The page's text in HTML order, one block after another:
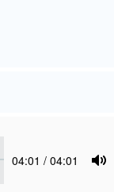
Current
04:01 / 04:01